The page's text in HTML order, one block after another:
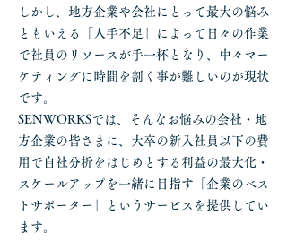
しかし、地方企業や会社にとって最大の悩み
ともいえる「人手不足」によって日々の作業
で社員のリソースが手一杯となり、中々マー
ケティングに時間を割く事が難しいのが現状
です。
SENWORKSでは、そんなお悩みの会社・地
方企業の皆さまに、大卒の新入社員以下の費
用で自社分析をはじめとする利益の最大化・
スケールアップを一緒に目指す「企業のベス
トサポーター」というサービスを提供してい
ます。